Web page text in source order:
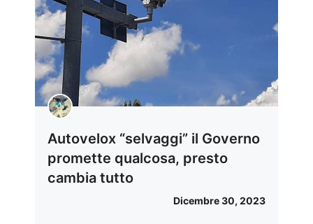
Autovelox “selvaggi” il Governo
promette qualcosa, presto
cambia tutto
Dicembre 30, 2023